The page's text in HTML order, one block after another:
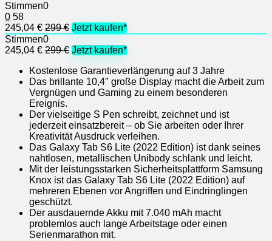
Stimmen0
0 58
245,04 € 299 € Jetzt kaufen*
Stimmen0
245,04 € 299 € Jetzt kaufen*
Kostenlose Garantieverlängerung auf 3 Jahre
Das brillante 10,4″ große Display macht die Arbeit zum
Vergnügen und Gaming zu einem besonderen
Ereignis.
Der vielseitige S Pen schreibt, zeichnet und ist
jederzeit einsatzbereit – ob Sie arbeiten oder Ihrer
Kreativität Ausdruck verleihen.
Das Galaxy Tab S6 Lite (2022 Edition) ist dank seines
nahtlosen, metallischen Unibody schlank und leicht.
Mit der leistungsstarken Sicherheitsplattform Samsung
Knox ist das Galaxy Tab S6 Lite (2022 Edition) auf
mehreren Ebenen vor Angriffen und Eindringlingen
geschützt.
Der ausdauernde Akku mit 7.040 mAh macht
problemlos auch lange Arbeitstage oder einen
Serienmarathon mit.